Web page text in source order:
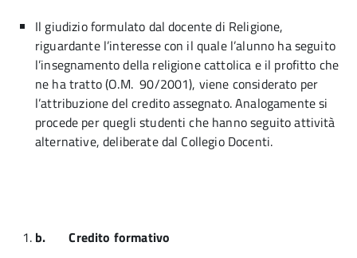
Il giudizio formulato dal docente di Religione,
riguardante l’interesse con il quale l’alunno ha seguito
l’insegnamento della religione cattolica e il profitto che
ne ha tratto (O.M. 90/2001), viene considerato per
l’attribuzione del credito assegnato. Analogamente si
procede per quegli studenti che hanno seguito attività
alternative, deliberate dal Collegio Docenti.
b.Credito formativo